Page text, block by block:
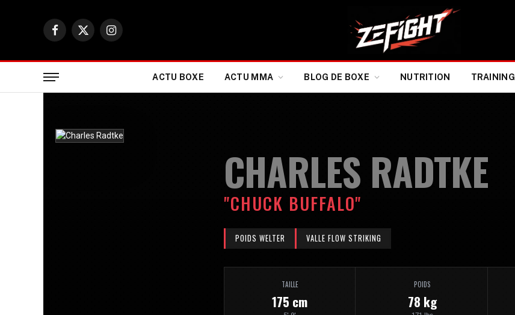
Facebook
X
Instagram
ACTU BOXE ACTU MMA BLOG DE BOXE NUTRITION TRAINING
CHARLES RADTKE
"CHUCK BUFFALO"
POIDS WELTER VALLE FLOW STRIKING
TAILLE
175 cm
POIDS
78 kg